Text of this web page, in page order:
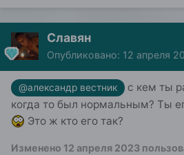
Славян
Опубликовано: 12 апреля
@александр вестник
с кем ты
когда то был нормальным? Ты
Это ж кто его так?
Изменено 12 апреля 2023